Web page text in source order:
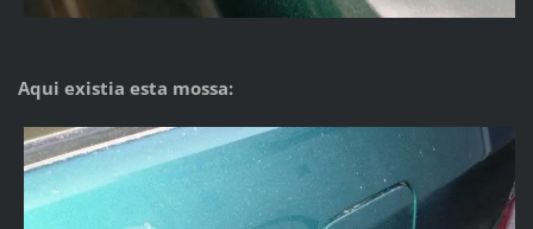
Aqui existia esta mossa: